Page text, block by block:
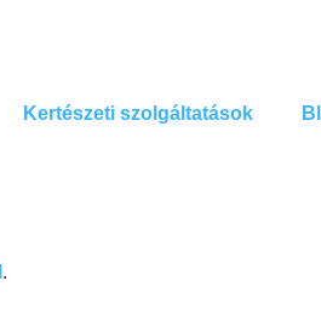
Kertészeti szolgáltatások
.